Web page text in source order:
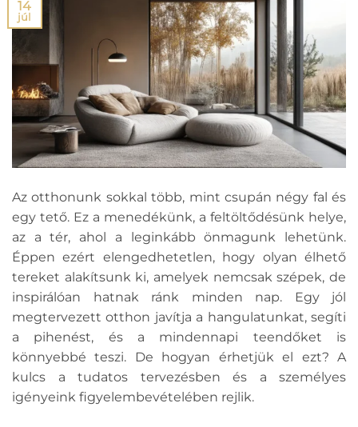
14
júl
Az otthonunk sokkal több, mint csupán négy fal és
egy tető. Ez a menedékünk, a feltöltődésünk helye,
az a tér, ahol a leginkább önmagunk lehetünk.
Éppen ezért elengedhetetlen, hogy olyan élhető
tereket alakítsunk ki, amelyek nemcsak szépek, de
inspirálóan hatnak ránk minden nap. Egy jól
megtervezett otthon javítja a hangulatunkat, segíti
a pihenést, és a mindennapi teendőket is
könnyebbé teszi. De hogyan érhetjük el ezt? A
kulcs a tudatos tervezésben és a személyes
igényeink figyelembevételében rejlik.